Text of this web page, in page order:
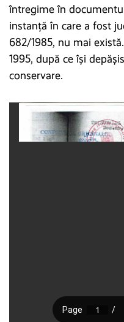
întregime în
instanță în care a fost
682/1985, nu mai
1995, după ce își
conservare.